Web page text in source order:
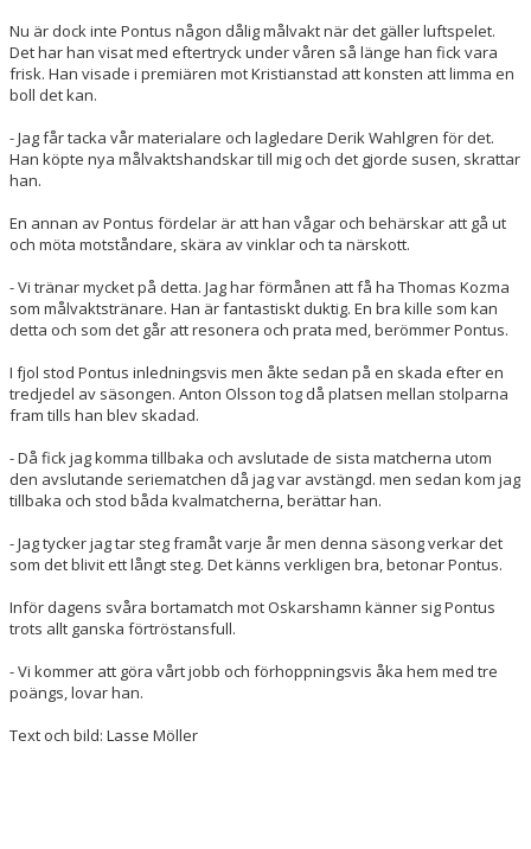
Nu är dock inte Pontus någon dålig målvakt när det gäller luftspelet.
Det har han visat med eftertryck under våren så länge han fick vara
frisk. Han visade i premiären mot Kristianstad att konsten att limma en
boll det kan.
- Jag får tacka vår materialare och lagledare Derik Wahlgren för det.
Han köpte nya målvaktshandskar till mig och det gjorde susen, skrattar
han.
En annan av Pontus fördelar är att han vågar och behärskar att gå ut
och möta motståndare, skära av vinklar och ta närskott.
- Vi tränar mycket på detta. Jag har förmånen att få ha Thomas Kozma
som målvaktstränare. Han är fantastiskt duktig. En bra kille som kan
detta och som det går att resonera och prata med, berömmer Pontus.
I fjol stod Pontus inledningsvis men åkte sedan på en skada efter en
tredjedel av säsongen. Anton Olsson tog då platsen mellan stolparna
fram tills han blev skadad.
- Då fick jag komma tillbaka och avslutade de sista matcherna utom
den avslutande seriematchen då jag var avstängd. men sedan kom jag
tillbaka och stod båda kvalmatcherna, berättar han.
- Jag tycker jag tar steg framåt varje år men denna säsong verkar det
som det blivit ett långt steg. Det känns verkligen bra, betonar Pontus.
Inför dagens svåra bortamatch mot Oskarshamn känner sig Pontus
trots allt ganska förtröstansfull.
- Vi kommer att göra vårt jobb och förhoppningsvis åka hem med tre
poängs, lovar han.
Text och bild: Lasse Möller